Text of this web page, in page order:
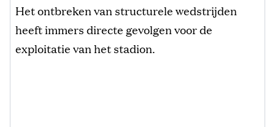
Het ontbreken van structurele wedstrijden
heeft immers directe gevolgen voor de
exploitatie van het stadion.